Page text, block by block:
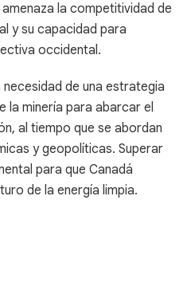
la competitividad de
y su capacidad para
occidental.
de una estrategia
la minería para abarcar el
al tiempo que se abordan
y geopolíticas. Superar
para que Canadá
de la energía limpia.